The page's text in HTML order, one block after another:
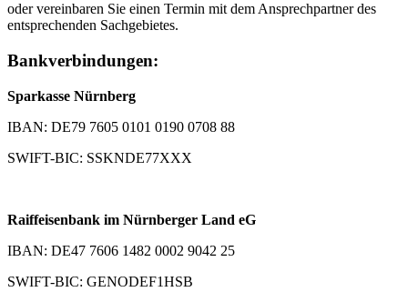
oder vereinbaren Sie einen Termin mit dem Ansprechpartner des
entsprechenden Sachgebietes.
Bankverbindungen:
Sparkasse Nürnberg
IBAN: DE79 7605 0101 0190 0708 88
SWIFT-BIC: SSKNDE77XXX
Raiffeisenbank im Nürnberger Land eG
IBAN: DE47 7606 1482 0002 9042 25
SWIFT-BIC: GENODEF1HSB